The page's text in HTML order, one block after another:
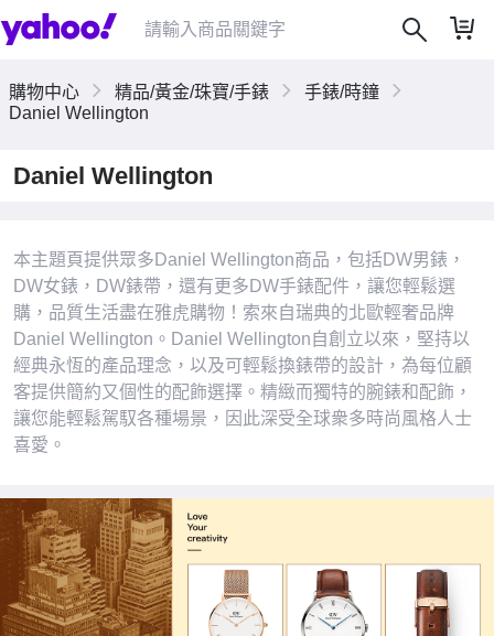
購物中心 精品/黃金/珠寶/手錶
手錶/時鐘
Daniel Wellington
Daniel Wellington
本主題頁提供眾多Daniel Wellington商品，包括DW男錶，
DW女錶，DW錶帶，還有更多DW手錶配件，讓您輕鬆選
購，品質生活盡在雅虎購物！索來自瑞典的北歐輕奢品牌
Daniel Wellington。Daniel Wellington自創立以來，堅持以
經典永恆的產品理念，以及可輕鬆換錶帶的設計，為每位顧
客提供簡約又個性的配飾選擇。精緻而獨特的腕錶和配飾，
讓您能輕鬆駕馭各種場景，因此深受全球衆多時尚風格人士
喜愛。